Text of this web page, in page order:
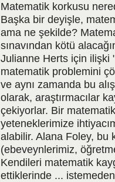
Matematik korkusu
Başka bir deyişle,
ama ne şekilde?
sınavından kötü
Julianne Herts için ilişki
matematik problemini
ve aynı zamanda bu
olarak, araştırmacılar
çekiyorlar. Bir
yeteneklerimize
alabilir. Alana Foley, bu
(ebeveynlerimiz,
Kendileri matematik
ettiklerinde ...